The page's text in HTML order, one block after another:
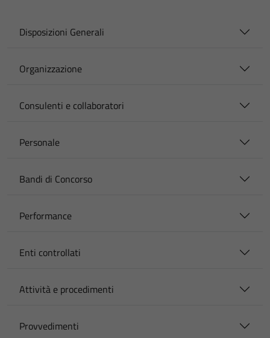
Disposizioni Generali
Organizzazione
Consulenti e collaboratori
Personale
Bandi di Concorso
Performance
Enti controllati
Attività e procedimenti
Provvedimenti